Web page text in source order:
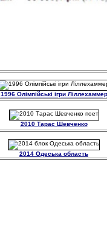
1996 Олімпійські ігри Ліллехаммер
2010 Тарас Шевченко
2014 Одеська область